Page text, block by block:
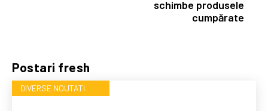
Postari fresh
DIVERSE NOUTATI
schimbe produsele
cumpărate